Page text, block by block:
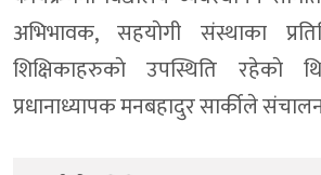
अभिभावक, सहयाेगी संस्थाका
शिक्षिकाहरुकाे उपस्थिति रहेकाे
प्रधानाध्यापक मनबहादुर सार्कीले